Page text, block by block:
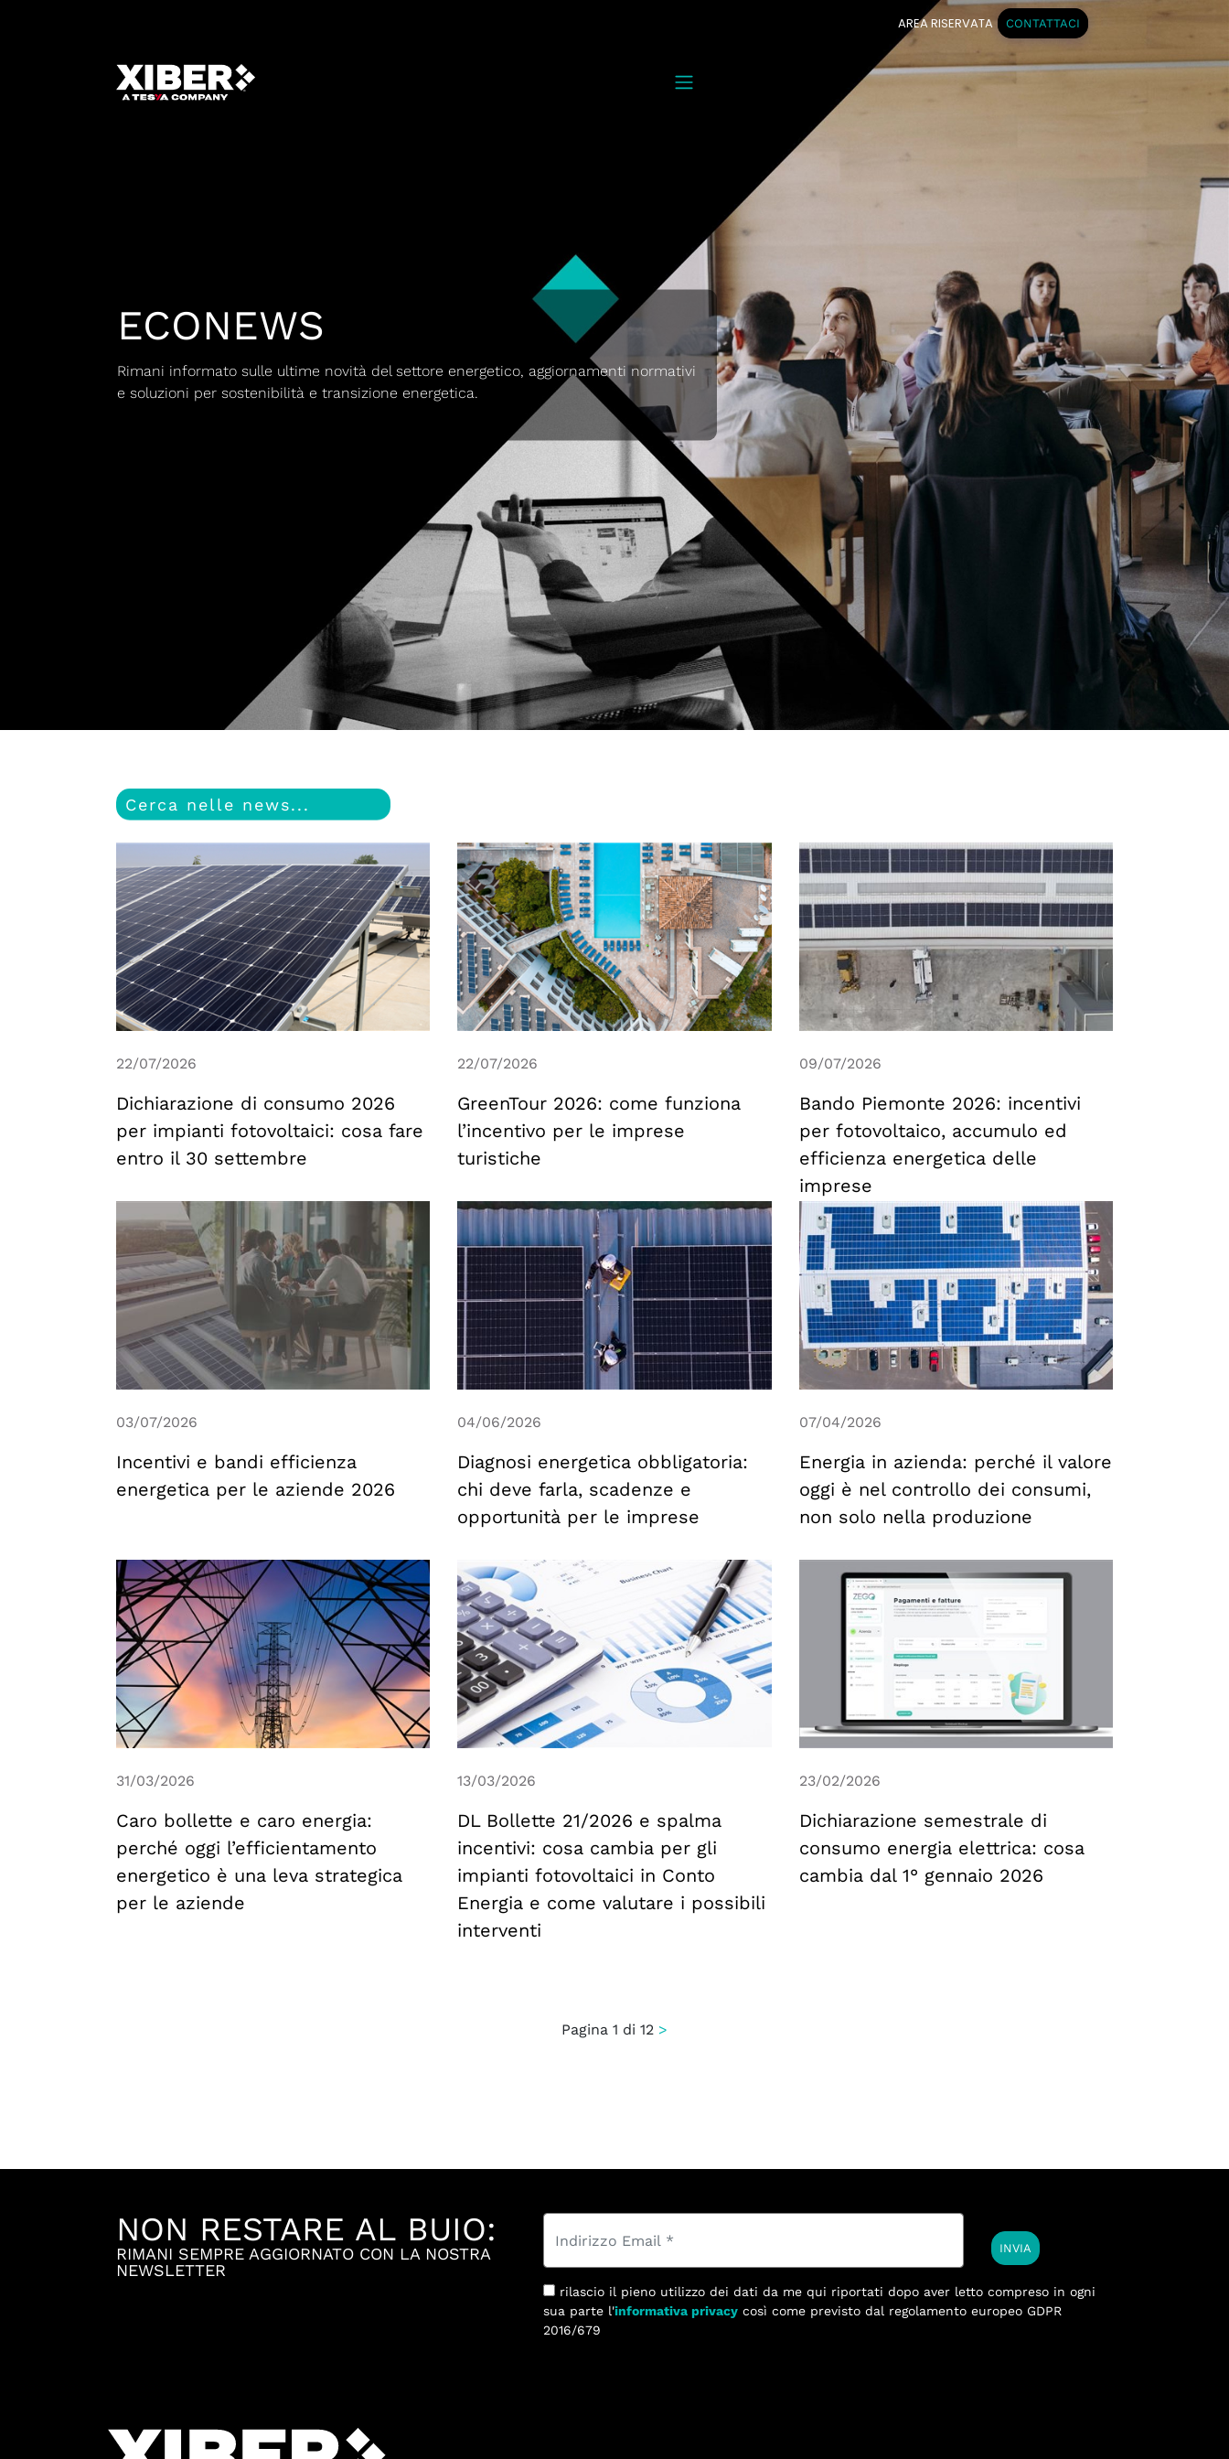
AREA RISERVATA CONTATTACI
CONSULENZA ENERGETICA
ECONEWS
Rimani informato sulle ultime novità del settore energetico, aggiornamenti normativi
e soluzioni per sostenibilità e transizione energetica.
22/07/2026
Dichiarazione di consumo 2026
per impianti fotovoltaici: cosa fare
entro il 30 settembre
22/07/2026
GreenTour 2026: come funziona
l’incentivo per le imprese
turistiche
09/07/2026
Bando Piemonte 2026: incentivi
per fotovoltaico, accumulo ed
efficienza energetica delle
imprese
03/07/2026
Incentivi e bandi efficienza
energetica per le aziende 2026
04/06/2026
Diagnosi energetica obbligatoria:
chi deve farla, scadenze e
opportunità per le imprese
07/04/2026
Energia in azienda: perché il valore
oggi è nel controllo dei consumi,
non solo nella produzione
31/03/2026
Caro bollette e caro energia:
perché oggi l’efficientamento
energetico è una leva strategica
per le aziende
13/03/2026
DL Bollette 21/2026 e spalma
incentivi: cosa cambia per gli
impianti fotovoltaici in Conto
Energia e come valutare i possibili
interventi
23/02/2026
Dichiarazione semestrale di
consumo energia elettrica: cosa
cambia dal 1° gennaio 2026
Pagina 1 di 12 >
NON RESTARE AL BUIO:
RIMANI SEMPRE AGGIORNATO CON LA NOSTRA
NEWSLETTER
INVIA
rilascio il pieno utilizzo dei dati da me qui riportati dopo aver letto compreso in ogni
sua parte l'informativa privacycosì come previsto dal regolamento europeo GDPR
2016/679